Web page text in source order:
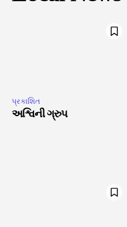
પ્રકાશિત
અશ્વિની ગ્રુપ